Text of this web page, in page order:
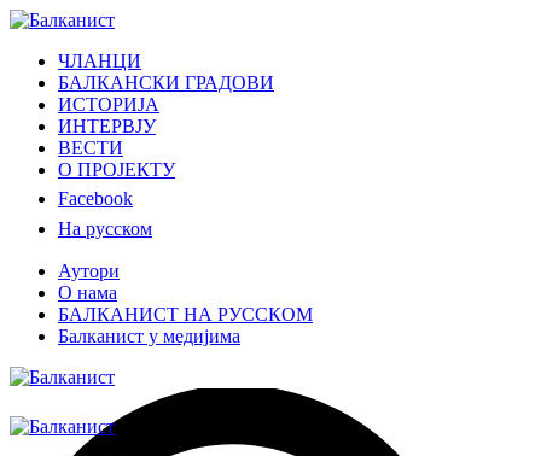
ЧЛАНЦИ
БАЛКАНСКИ ГРАДОВИ
ИСТОРИЈА
ИНТЕРВЈУ
ВЕСТИ
О ПРОЈЕКТУ
Facebook
На русском
Аутори
О нама
БАЛКАНИСТ НА РУССКОМ
Балканист у медијима